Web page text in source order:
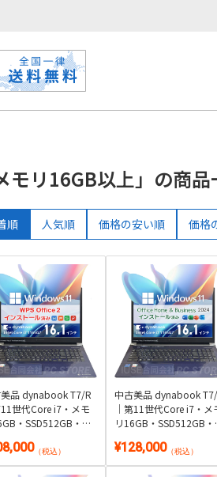
モリ16GB以上」の商
順 人気順 価格の安い順 価格
品 dynabook T7/R
11世代Core i7・メモ
・SSD512GB・ブ
Office 2付き
（税込）
中古美品 dynabook
｜第11世代Core i7・メ
リ16GB・SSD512GB・
11・Microsoft Office
付き
¥128,000（税込）